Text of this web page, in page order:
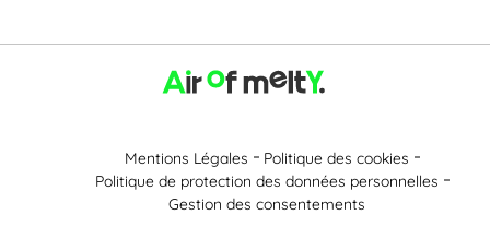
Mentions Légales
Politique des cookies
Politique de protection des données personnelles
Gestion des consentements